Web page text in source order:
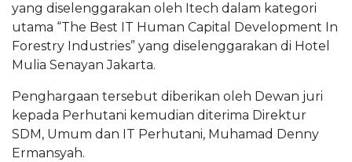
yang diselenggarakan oleh Itech dalam kategori
utama “The Best IT Human Capital Development In
Forestry Industries” yang diselenggarakan di Hotel
Mulia Senayan Jakarta.
Penghargaan tersebut diberikan oleh Dewan juri
kepada Perhutani kemudian diterima Direktur
SDM, Umum dan IT Perhutani, Muhamad Denny
Ermansyah.